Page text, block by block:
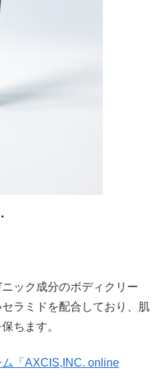
ック成分のボディクリー
ラミドを配合しており、肌
ちます。
「AXCIS,INC. online